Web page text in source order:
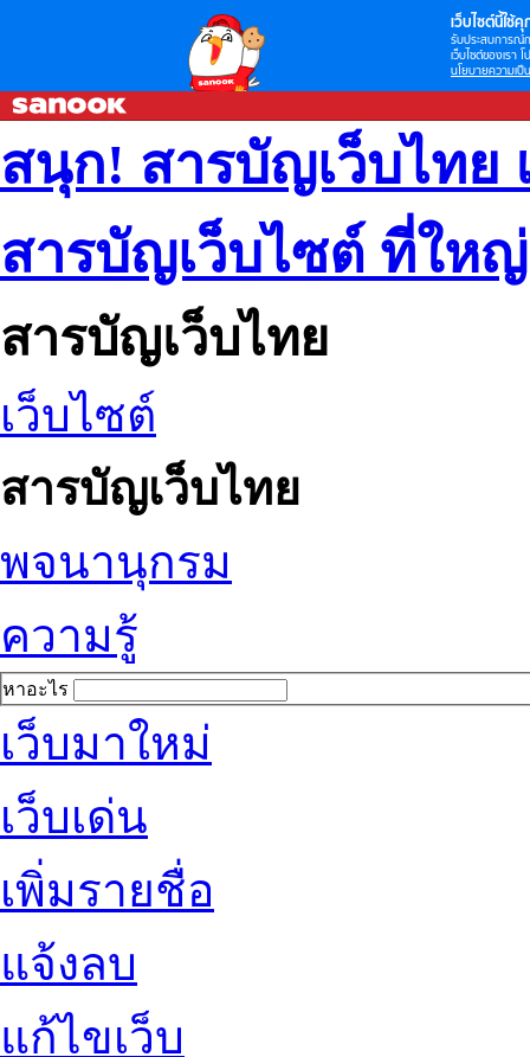
เว็บไซต์นี้ใช้คุ
รับประสบการณ์
เว็บไซต์ของเรา
นโยบายความเป็
สนุก! สารบัญเว็บไทย
สารบัญเว็บไซต์ ที่ให
สารบัญเว็บไทย
เว็บไซต์
สารบัญเว็บไทย
พจนานุกรม
ความรู้
หาอะไร
เว็บมาใหม่
เว็บเด่น
เพิ่มรายชื่อ
แจ้งลบ
แก้ไขเว็บ